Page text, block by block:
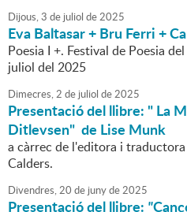
Dijous,3 de juliol de2025
Eva Baltasar + Bru Ferri +
Poesia I +. Festival de Poesia
juliol del 2025
Dimecres,2 de juliol de2025
Presentació del llibre: " La
Ditlevsen" de Lise Munk
a càrrec de l'editora i
Calders.
Divendres,20 de junyde2025
Presentació del llibre: "